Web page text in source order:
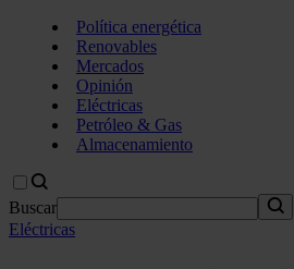
Política energética
Renovables
Mercados
Opinión
Eléctricas
Petróleo & Gas
Almacenamiento
Buscar
Eléctricas